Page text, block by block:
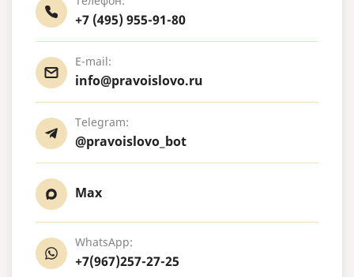
+7 (495) 955-91-80
E-mail:
info@pravoislovo.ru
Telegram:
@pravoislovo_bot
Max
WhatsApp:
+7(967)257-27-25